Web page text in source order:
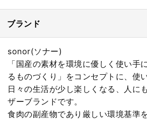
ブランド
sonor(ソナー)
「国産の素材を環境に優しく使い手
るものづくり」をコンセプトに、使
日々の生活が少し楽しくなる、人に
ザーブランドです。
食肉の副産物であり厳しい環境基準